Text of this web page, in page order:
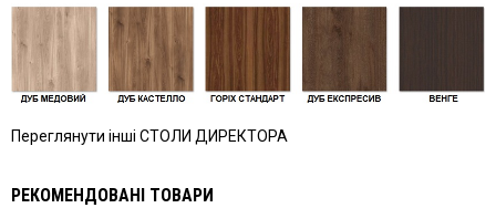
Переглянути інші СТОЛИ ДИРЕКТОРА
РЕКОМЕНДОВАНІ ТОВАРИ